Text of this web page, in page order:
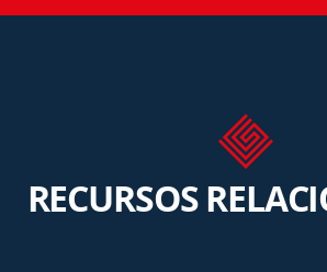
RECURSOS